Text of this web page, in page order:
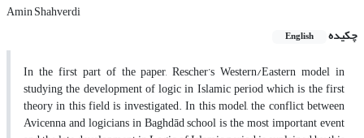
Amin Shahverdi
چکیده
English
In the first part of the paper, Rescher’s Western/Eastern model in
studying the development of logic in Islamic period which is the first
theory in this field is investigated. In this model, the conflict between
Avicenna and logicians in Baghdād school is the most important event